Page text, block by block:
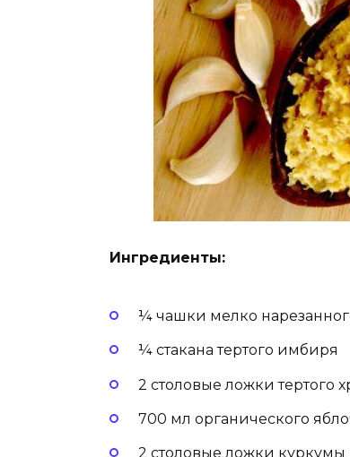
Ингредиенты:
¼ чашки мелко
¼ стакана тертого имбиря
2 столовые ложки тертого
700 мл органического
2 столовые ложки